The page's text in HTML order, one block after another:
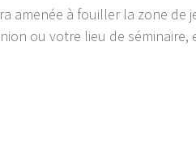
amenée à fouiller la zone
ou votre lieu de